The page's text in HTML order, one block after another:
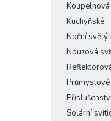
Koupelnová
Kuchyňské
Noční
Nouzová
Průmyslové
Solární